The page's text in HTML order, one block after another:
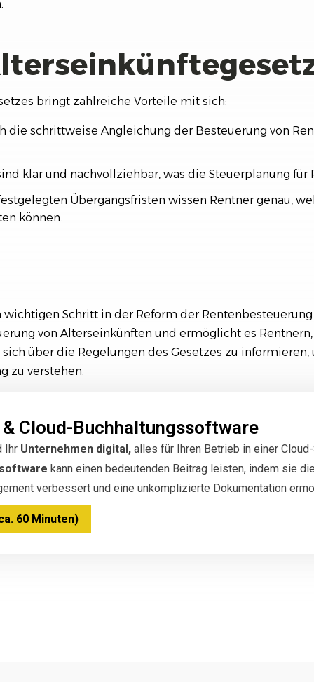
bringt zahlreiche Vorteile mit sich:
die schrittweise Angleichung der Besteuerung von
klar und nachvollziehbar, was die Steuerplanung für
Übergangsfristen wissen Rentner genau,
können.
Schritt in der Reform der
von Alterseinkünften und ermöglicht es
über die Regelungen des Gesetzes zu
zu verstehen.
Cloud-Buchhaltungssoftware
Ihr Unternehmen digital,alles für Ihren Betrieb in einer
kann einen bedeutenden Beitrag leisten, indem sie
verbessert und eine unkomplizierte Dokumentation
60 Minuten)